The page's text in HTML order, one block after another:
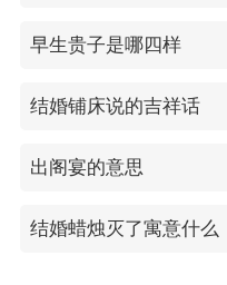
早生贵子是哪四样
结婚铺床说的吉祥话
出阁宴的意思
结婚蜡烛灭了寓意什么